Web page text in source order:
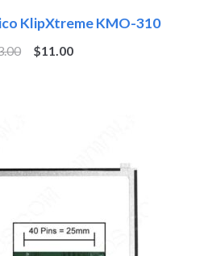
KlipXtreme KMO-310
$11.00